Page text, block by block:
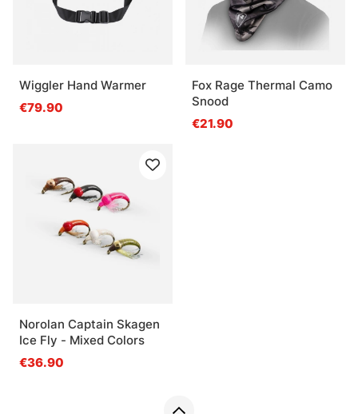
Wiggler Hand Warmer
€79.90
Fox Rage Thermal Camo
Snood
€21.90
Norolan Captain Skagen
Ice Fly - Mixed Colors
€36.90